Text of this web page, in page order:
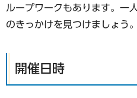
ループワークもあります。一
のきっかけを見つけましょう。
開催日時